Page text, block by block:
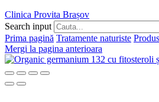
Clinica Provita Brașov
Search input
Prima pagină Tratamente naturiste
Mergi la pagina anterioara